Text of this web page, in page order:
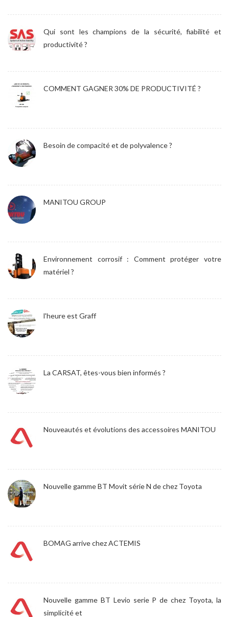
Qui sont les champions de la sécurité, fiabilité et
productivité ?
COMMENT GAGNER 30% DE PRODUCTIVITÉ ?
Besoin de compacité et de polyvalence ?
MANITOU GROUP
Environnement corrosif : Comment protéger votre
matériel ?
l'heure est Graff
La CARSAT, êtes-vous bien informés ?
Nouveautés et évolutions des accessoires MANITOU
Nouvelle gamme BT Movit série N de chez Toyota
BOMAG arrive chez ACTEMIS
Nouvelle gamme BT Levio serie P de chez Toyota, la
simplicité et